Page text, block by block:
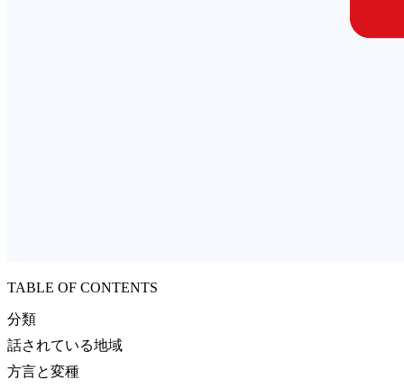
TABLE OF CONTENTS
分類
話されている地域
方言と変種